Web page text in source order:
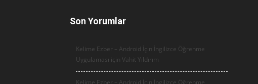
Son Yorumlar
Kelime Ezber – Android İçin İngilizce Öğrenme
Uygulaması için Vahit Yıldırım
Kelime Ezber – Android İçin İngilizce Öğrenme